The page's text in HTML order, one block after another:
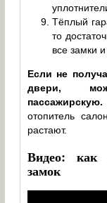
Тёплый
то
все замки
Если не
двери,
пассажирскую.
отопитель
растают.
Видео: как
замок